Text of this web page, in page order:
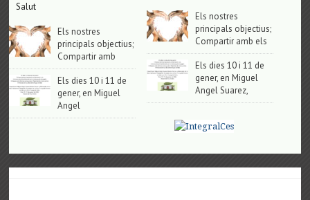
Salut
Els nostres
principals objectius;
Compartir amb
Els dies 10 i 11 de
gener, en Miguel
Angel
Els nostres
principals objectius;
Compartir amb els
Els dies 10 i 11 de
gener, en Miguel
Angel Suarez,